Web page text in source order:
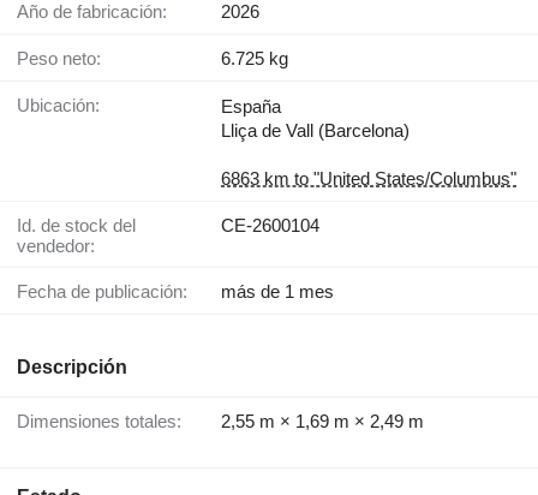
Año de fabricación: 2026
Peso neto: 6.725 kg
Ubicación:
España
Lliça de Vall (Barcelona)
6863 km to "United States/Columbus"
Id. de stock del
vendedor:
CE-2600104
Fecha de publicación: más de 1 mes
Descripción
Dimensiones totales: 2,55 m × 1,69 m × 2,49 m